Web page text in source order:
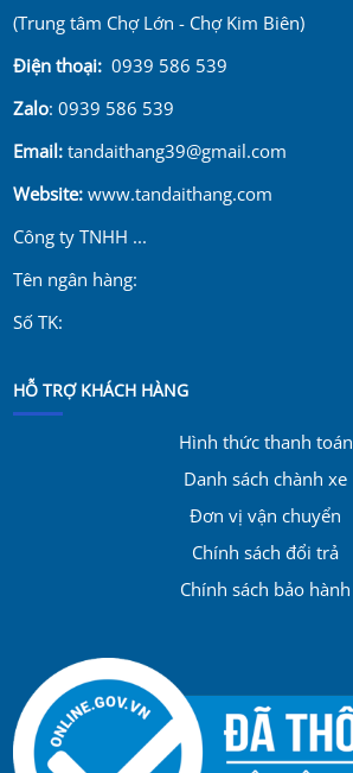
(Trung tâm Chợ Lớn - Chợ Kim Biên)
Điện thoại: 0939 586 539
Zalo: 0939 586 539
Email:tandaithang39@gmail.com
Website:www.tandaithang.com
Công ty TNHH ...
Tên ngân hàng:
Số TK:
HỖ TRỢ KHÁCH HÀNG
Hình thức thanh toán
Danh sách chành xe
Đơn vị vận chuyển
Chính sách đổi trả
Chính sách bảo hành